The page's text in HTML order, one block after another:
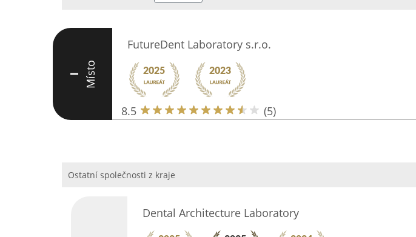
I Místo
FutureDent Laboratory s.r.o.
8.5 (5)
Ostatní společnosti z kraje
Dental Architecture Laboratory